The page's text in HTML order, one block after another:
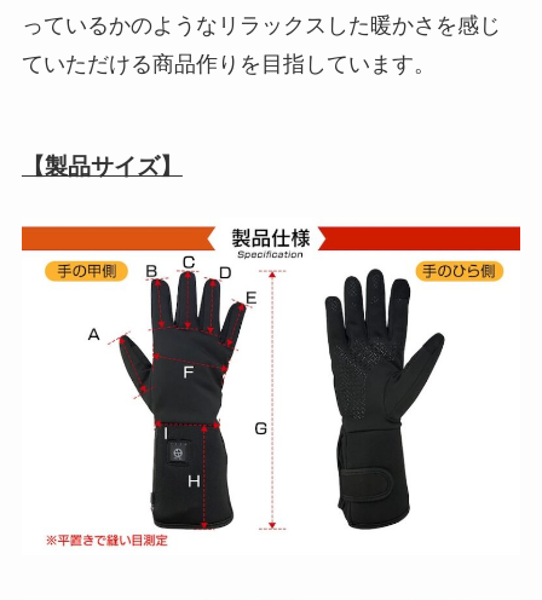
っているかのようなリラックスした暖かさを感じ
ていただける商品作りを目指しています。
【製品サイズ】